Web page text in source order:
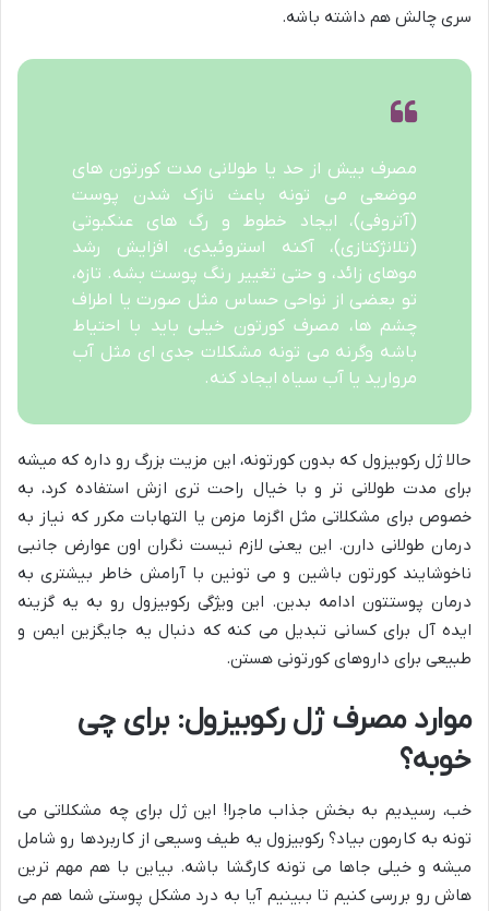
سری چالش هم داشته باشه.
مصرف بیش از حد یا طولانی مدت کورتون های
موضعی می تونه باعث نازک شدن پوست
(آتروفی)، ایجاد خطوط و رگ های عنکبوتی
(تلانژکتازی)، آکنه استروئیدی، افزایش رشد
موهای زائد، و حتی تغییر رنگ پوست بشه. تازه،
تو بعضی از نواحی حساس مثل صورت یا اطراف
چشم ها، مصرف کورتون خیلی باید با احتیاط
باشه وگرنه می تونه مشکلات جدی ای مثل آب
مروارید یا آب سیاه ایجاد کنه.
حالا ژل رکوبیزول که بدون کورتونه، این مزیت بزرگ رو داره که میشه
برای مدت طولانی تر و با خیال راحت تری ازش استفاده کرد، به
خصوص برای مشکلاتی مثل اگزما مزمن یا التهابات مکرر که نیاز به
درمان طولانی دارن. این یعنی لازم نیست نگران اون عوارض جانبی
ناخوشایند کورتون باشین و می تونین با آرامش خاطر بیشتری به
درمان پوستتون ادامه بدین. این ویژگی رکوبیزول رو به یه گزینه
ایده آل برای کسانی تبدیل می کنه که دنبال یه جایگزین ایمن و
طبیعی برای داروهای کورتونی هستن.
موارد مصرف ژل رکوبیزول: برای چی
خوبه؟
خب، رسیدیم به بخش جذاب ماجرا! این ژل برای چه مشکلاتی می
تونه به کارمون بیاد؟ رکوبیزول یه طیف وسیعی از کاربردها رو شامل
میشه و خیلی جاها می تونه کارگشا باشه. بیاین با هم مهم ترین
هاش رو بررسی کنیم تا ببینیم آیا به درد مشکل پوستی شما هم می